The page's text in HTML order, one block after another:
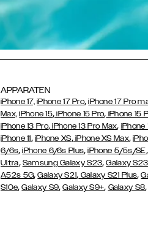
APPARATEN
iPhone 17, iPhone 17 Pro,iPhone 17 Pro
Max, iPhone 15, iPhone 15 Pro, iPhone 15
iPhone 13 Pro, iPhone 13 Pro Max, iPhone
iPhone 11, iPhone XS,iPhone XS Max,
6/6s,iPhone 6/6s Plus,iPhone 5/5s/SE,
Ultra, Samsung Galaxy S23,Galaxy
A52s 5G,Galaxy S21, Galaxy S21 Plus,
S10e,Galaxy S9,Galaxy S9+, Galaxy S8